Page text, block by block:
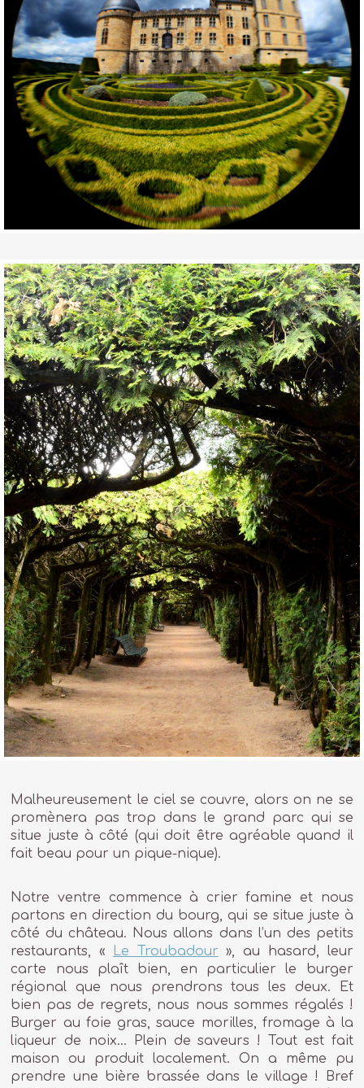
Malheureusement le ciel se couvre, alors on ne se
promènera pas trop dans le grand parc qui se
situe juste à côté (qui doit être agréable quand il
fait beau pour un pique-nique).
Notre ventre commence à crier famine et nous
partons en direction du bourg, qui se situe juste à
côté du château. Nous allons dans l’un des petits
restaurants, «
Le Troubadour », au hasard, leur
carte nous plaît bien, en particulier le burger
régional que nous prendrons tous les deux. Et
bien pas de regrets, nous nous sommes régalés !
Burger au foie gras, sauce morilles, fromage à la
liqueur de noix… Plein de saveurs ! Tout est fait
maison ou produit localement. On a même pu
prendre une bière brassée dans le village ! Bref